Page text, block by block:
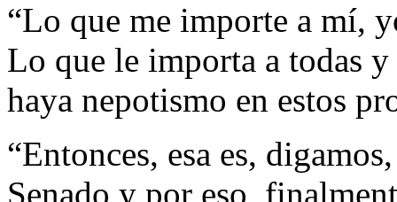
“Lo que me importe a mí,
Lo que le importa a todas
haya nepotismo en estos
“Entonces, esa es,
Senado y por eso,